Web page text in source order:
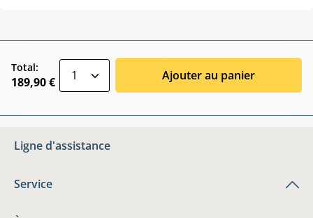
Total:
189,90 € Ajouter au panier
Ligne d'assistance
Service